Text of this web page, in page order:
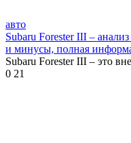
авто
Subaru Forester III –
и минусы, полная
Subaru Forester III – это
0 21